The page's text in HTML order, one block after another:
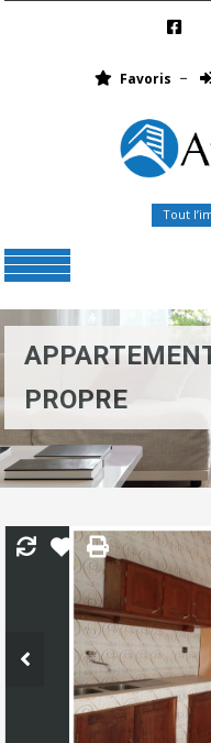
Favoris
Tout
PROPRE